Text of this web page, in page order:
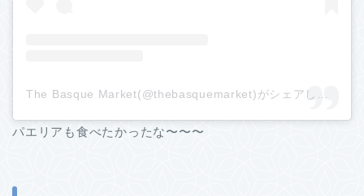
パエリアも食べたかったな〜〜〜